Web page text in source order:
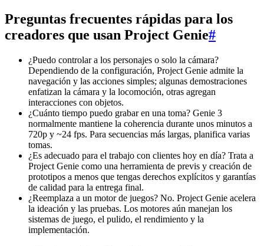
Preguntas frecuentes rápidas para los
creadores que usan Project Genie#
¿Puedo controlar a los personajes o solo la cámara?
Dependiendo de la configuración, Project Genie admite la
navegación y las acciones simples; algunas demostraciones
enfatizan la cámara y la locomoción, otras agregan
interacciones con objetos.
¿Cuánto tiempo puedo grabar en una toma? Genie 3
normalmente mantiene la coherencia durante unos minutos a
720p y ~24 fps. Para secuencias más largas, planifica varias
tomas.
¿Es adecuado para el trabajo con clientes hoy en día? Trata a
Project Genie como una herramienta de previs y creación de
prototipos a menos que tengas derechos explícitos y garantías
de calidad para la entrega final.
¿Reemplaza a un motor de juegos? No. Project Genie acelera
la ideación y las pruebas. Los motores aún manejan los
sistemas de juego, el pulido, el rendimiento y la
implementación.